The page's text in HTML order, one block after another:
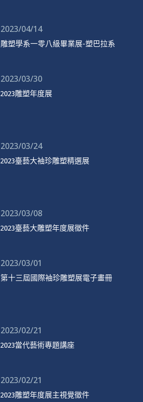
2023/04/14
雕塑學系一零八級畢業展-塑巴拉系
2023/03/30
2023雕塑年度展
2023/03/24
2023臺藝大袖珍雕塑精選展
2023/03/08
2023臺藝大雕塑年度展徵件
2023/03/01
第十三屆國際袖珍雕塑展電子畫冊
2023/02/21
2023當代藝術專題講座
2023/02/21
2023雕塑年度展主視覺徵件